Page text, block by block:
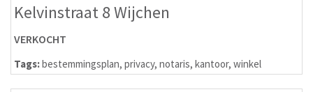
Kelvinstraat 8 Wijchen
VERKOCHT
Tags:bestemmingsplan, privacy, notaris, kantoor, winkel